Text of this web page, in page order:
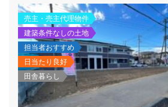
売主・売主代理物件
建築条件なしの土地
担当者おすすめ
日当たり良好
田舎暮らし
manager/wp-
top-